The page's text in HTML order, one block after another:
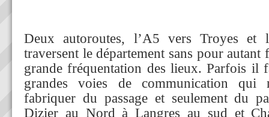
Deux autoroutes, l’A5 vers Troyes et
traversent le département sans pour autant
grande fréquentation des lieux. Parfois il
grandes voies de communication qui
fabriquer du passage et seulement du
Dizier au Nord à Langres au sud et